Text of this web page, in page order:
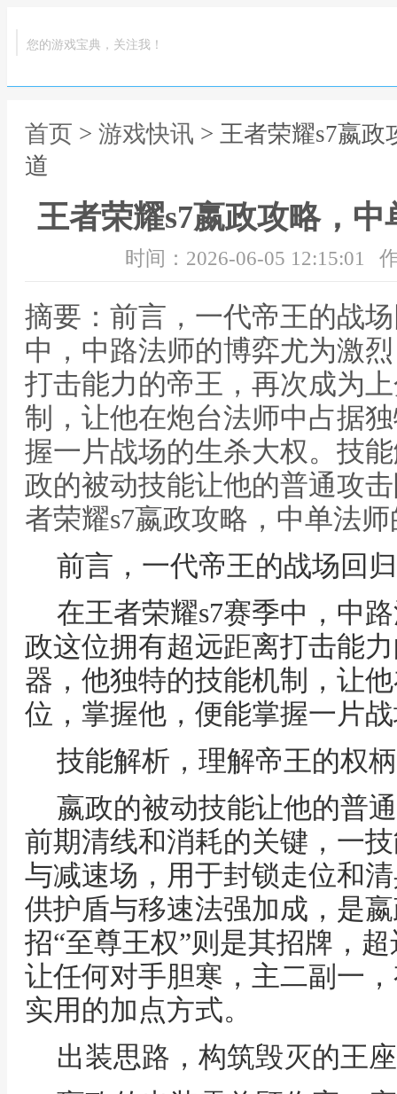
您的游戏宝典，关注我！
首页 > 游戏快讯 > 王者荣耀s7嬴
道
王者荣耀s7嬴政攻略，
时间：2026-06-05 12:15:01
摘要：前言，一代帝王的战
中，中路法师的博弈尤为激
打击能力的帝王，再次成为
制，让他在炮台法师中占据
握一片战场的生杀大权。技
政的被动技能让他的普通攻
者荣耀s7嬴政攻略，中单法
前言，一代帝王的战场回归
在王者荣耀s7赛季中，中
政这位拥有超远距离打击能
器，他独特的技能机制，让
位，掌握他，便能掌握一片
技能解析，理解帝王的权柄
嬴政的被动技能让他的普
前期清线和消耗的关键，一
与减速场，用于封锁走位和
供护盾与移速法强加成，是
招“至尊王权”则是其招牌，
让任何对手胆寒，主二副一
实用的加点方式。
出装思路，构筑毁灭的王座